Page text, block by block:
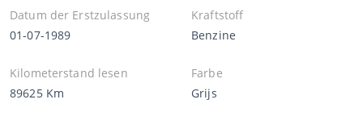
Datum der Erstzulassung
01-07-1989
Kraftstoff
Benzine
Kilometerstand lesen
89625 Km
Farbe
Grijs